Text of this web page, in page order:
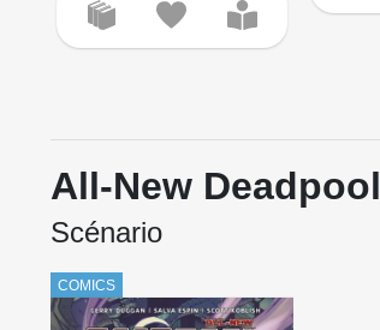
All-New Deadpool
Scénario
COMICS